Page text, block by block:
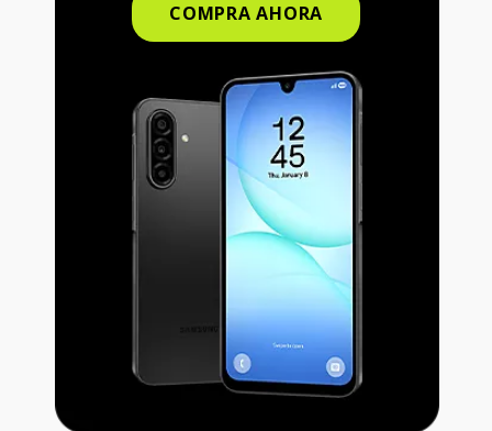
COMPRA AHORA